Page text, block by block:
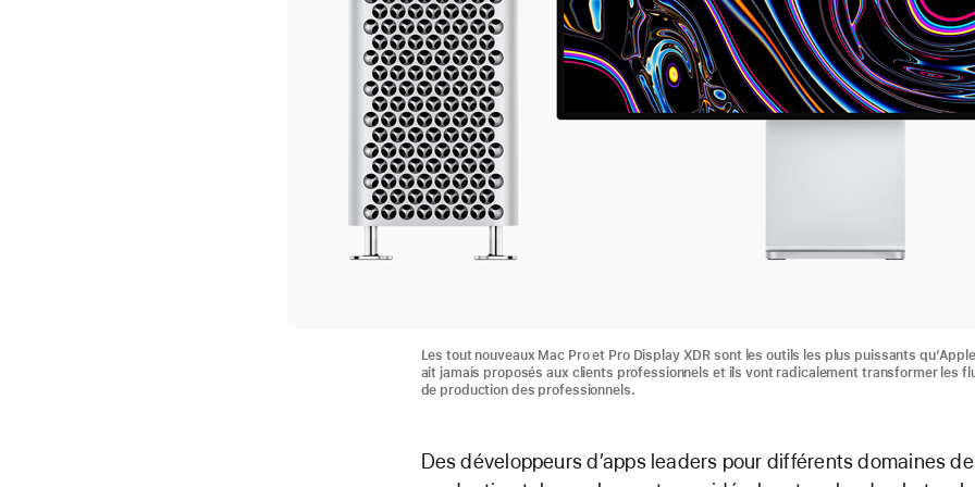
Les tout nouveaux Mac Pro et Pro Display XDR sont les outils les plus puissants qu’Apple
ait jamais proposés aux clients professionnels et ils vont radicalement transformer les
de production des professionnels.
Des développeurs d’apps leaders pour différents domaines de